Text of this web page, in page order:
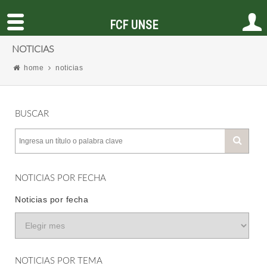
NOTICIAS
home noticias
BUSCAR
NOTICIAS POR FECHA
Noticias por fecha
NOTICIAS POR TEMA
FCF UNSE